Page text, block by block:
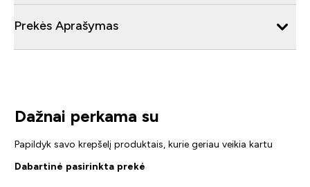
Prekės Aprašymas
Dažnai perkama su
Papildyk savo krepšelį produktais, kurie geriau veikia kartu
Dabartinė pasirinkta prekė